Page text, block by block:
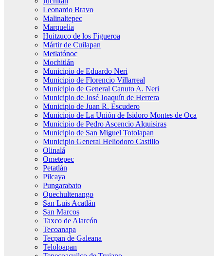
Leonardo Bravo
Malinaltepec
Marquelia
Huitzuco de los Figueroa
Mártir de Cuilapan
Metlatónoc
Mochitlán
Municipio de Eduardo Neri
Municipio de Florencio Villarreal
Municipio de General Canuto A. Neri
Municipio de José Joaquín de Herrera
Municipio de Juan R. Escudero
Municipio de La Unión de Isidoro Montes de Oca
Municipio de Pedro Ascencio Alquisiras
Municipio de San Miguel Totolapan
Municipio General Heliodoro Castillo
Olinalá
Ometepec
Petatlán
Pilcaya
Pungarabato
Quechultenango
San Luis Acatlán
San Marcos
Taxco de Alarcón
Tecoanapa
Tecpan de Galeana
Teloloapan